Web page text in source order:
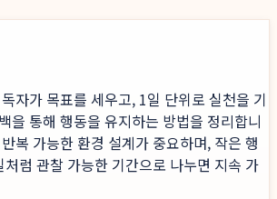
자가 목표를 세우고, 1일 단위로 실천을 기
을 통해 행동을 유지하는 방법을 정리합니
복 가능한 환경 설계가 중요하며, 작은 행
럼 관찰 가능한 기간으로 나누면 지속 가